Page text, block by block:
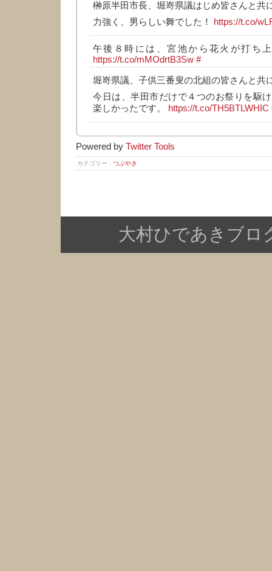
榊原半田市長、堀嵜県議はじめ皆さんと共
力強く、男らしい舞でした！
https://t.co/
午後８時には、宮池から花火が打ち
https://t.co/mMOdrtB3Sw #
堀嵜県議、子供三番叟の北組の皆さんと共
今日は、半田市だけで４つのお祭りを駆
楽しかったです。
https://t.co/TH5BTLWHIC
Powered by Twitter Tools
カテゴリー : つぶやき
大村ひであきブロ